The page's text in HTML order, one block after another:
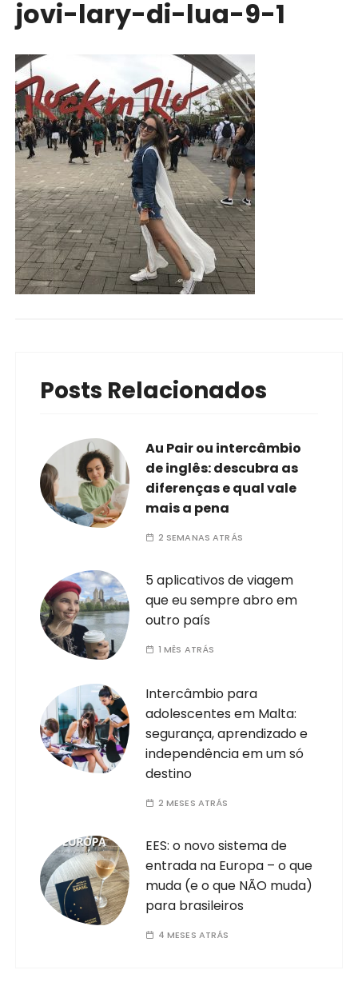
jovi-lary-di-lua-9-1
Posts Relacionados
Au Pair ou intercâmbio
de inglês: descubra as
diferenças e qual vale
mais a pena
2 SEMANAS ATRÁS
5 aplicativos de viagem
que eu sempre abro em
outro país
1 MÊS ATRÁS
Intercâmbio para
adolescentes em Malta:
segurança, aprendizado e
independência em um só
destino
2 MESES ATRÁS
EES: o novo sistema de
entrada na Europa – o que
muda (e o que NÃO muda)
para brasileiros
4 MESES ATRÁS